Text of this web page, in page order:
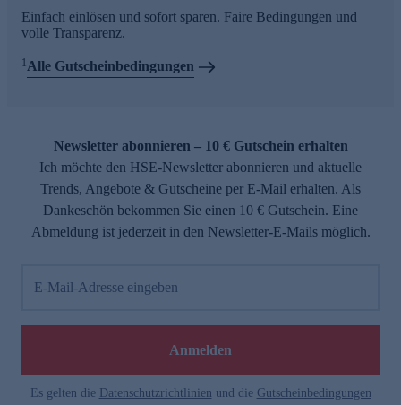
Einfach einlösen und sofort sparen. Faire Bedingungen und
volle Transparenz.
1Alle Gutscheinbedingungen
Newsletter abonnieren – 10 € Gutschein erhalten
Ich möchte den HSE-Newsletter abonnieren und aktuelle
Trends, Angebote & Gutscheine per E-Mail erhalten. Als
Dankeschön bekommen Sie einen 10 € Gutschein. Eine
Abmeldung ist jederzeit in den Newsletter-E-Mails möglich.
E-Mail-Adresse eingeben
Anmelden
Es gelten die Datenschutzrichtlinien und die Gutscheinbedingungen